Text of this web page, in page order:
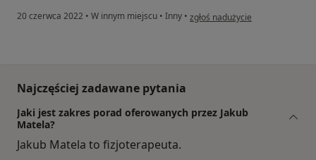
20 czerwca 2022 • W innym miejscu • Inny • w opinii użytkownika Klaudyna
zgłoś nadużycie
Najczęściej zadawane pytania
Jaki jest zakres porad oferowanych przez Jakub
Matela?
Jakub Matela to fizjoterapeuta.